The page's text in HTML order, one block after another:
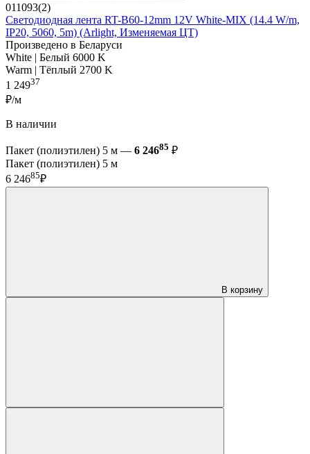
011093(2)
Светодиодная лента RT-B60-12mm 12V White-MIX (14.4 W/m,
IP20, 5060, 5m) (Arlight, Изменяемая ЦТ)
Произведено в Беларуси
White | Белый 6000 K
Warm | Тёплый 2700 K
1 24937
₽/м
В наличии
Пакет (полиэтилен) 5 м — 6 24685 ₽
Пакет (полиэтилен) 5 м
6 24685₽
В корзину